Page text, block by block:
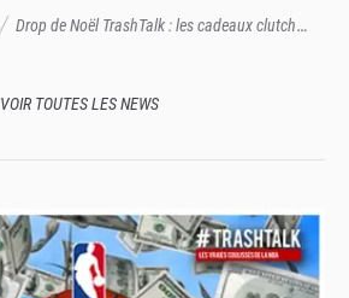
Drop de Noël TrashTalk : les cadeaux clutch
VOIR TOUTES LES NEWS